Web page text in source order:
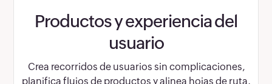
Productos y experiencia del
usuario
Crea recorridos de usuarios sin complicaciones,
planifica flujos de productos y alinea hojas de ruta.